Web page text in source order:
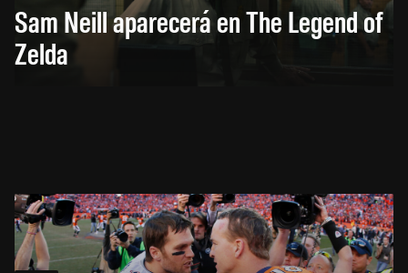
Sam Neill aparecerá en The Legend of
Zelda